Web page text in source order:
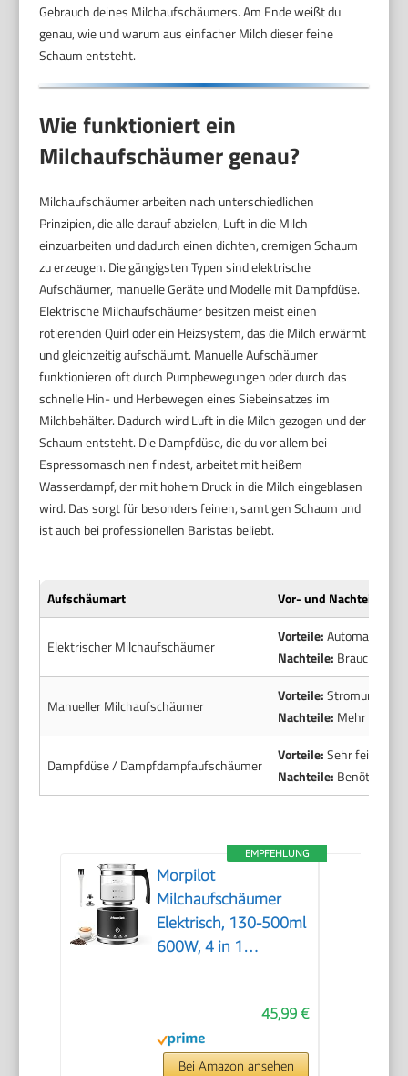
Gebrauch deines Milchaufschäumers. Am Ende weißt du
genau, wie und warum aus einfacher Milch dieser feine
Schaum entsteht.
Wie funktioniert ein
Milchaufschäumer genau?
Milchaufschäumer arbeiten nach unterschiedlichen
Prinzipien, die alle darauf abzielen, Luft in die Milch
einzuarbeiten und dadurch einen dichten, cremigen Schaum
zu erzeugen. Die gängigsten Typen sind elektrische
Aufschäumer, manuelle Geräte und Modelle mit Dampfdüse.
Elektrische Milchaufschäumer besitzen meist einen
rotierenden Quirl oder ein Heizsystem, das die Milch erwärmt
und gleichzeitig aufschäumt. Manuelle Aufschäumer
funktionieren oft durch Pumpbewegungen oder durch das
schnelle Hin- und Herbewegen eines Siebeinsatzes im
Milchbehälter. Dadurch wird Luft in die Milch gezogen und der
Schaum entsteht. Die Dampfdüse, die du vor allem bei
Espressomaschinen findest, arbeitet mit heißem
Wasserdampf, der mit hohem Druck in die Milch eingeblasen
wird. Das sorgt für besonders feinen, samtigen Schaum und
ist auch bei professionellen Baristas beliebt.
Aufschäumart Vor- und Nachteile
Elektrischer Milchaufschäumer
Vorteile:
Nachteile: Braucht
Manueller Milchaufschäumer
Vorteile:
Nachteile: Mehr
Dampfdüse / Dampfdampfaufschäumer
Vorteile:Sehr feiner,
Nachteile: Benötigt
EMPFEHLUNG
Morpilot
Milchaufschäumer
Elektrisch, 130-500ml
600W, 4 in 1
Spülmaschinenfest,
Visuelles Glas, Latte-
Design, Schwarz
45,99 €
Bei Amazon ansehen